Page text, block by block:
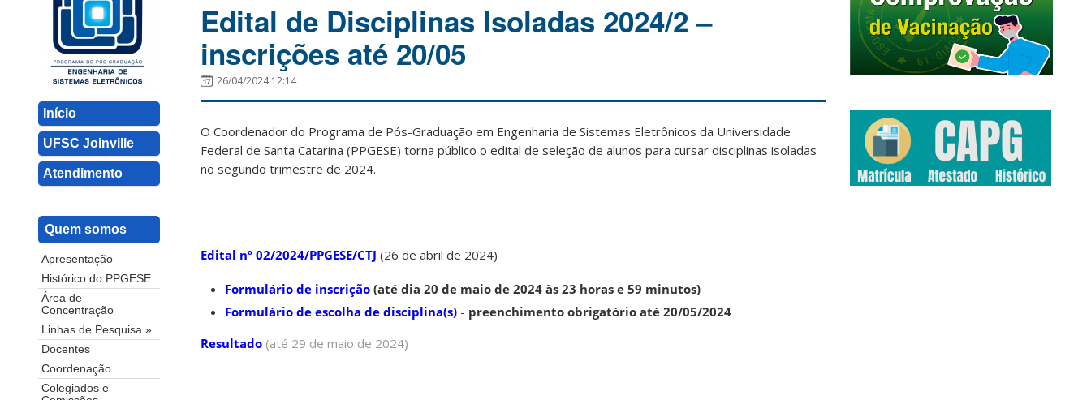
Início
UFSC Joinville
Atendimento
Quem somos
Apresentação
Histórico do PPGESE
Área de
Concentração
Linhas de Pesquisa »
Docentes
Coordenação
Colegiados e
Edital de Disciplinas Isoladas 2024/2 –
inscrições até 20/05
26/04/2024 12:14
O Coordenador do Programa de Pós-Graduação em Engenharia de Sistemas Eletrônicos da Universidade
Federal de Santa Catarina (PPGESE) torna público o edital de seleção de alunos para cursar disciplinas isoladas
no segundo trimestre de 2024.
Edital nº 02/2024/PPGESE/CTJ (26 de abril de 2024)
Formulário de inscrição (até dia 20 de maio de 2024 às 23 horas e 59 minutos)
Formulário de escolha de disciplina(s) - preenchimento obrigatório até 20/05/2024
Resultado (até 29 de maio de 2024)